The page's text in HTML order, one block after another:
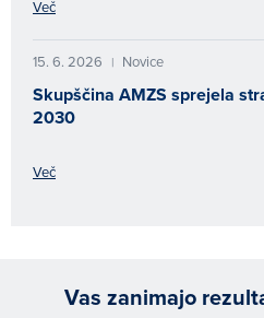
Več
15. 6. 2026 | Novice
Skupščina AMZS sprejela
2030
Več
Vas zanimajo